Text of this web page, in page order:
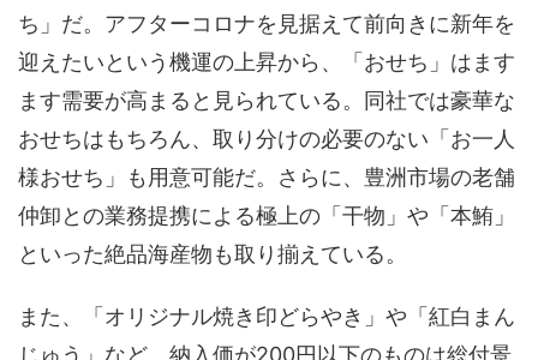
ち」だ。アフターコロナを見据えて前向きに新年を
迎えたいという機運の上昇から、「おせち」はます
ます需要が高まると見られている。同社では豪華な
おせちはもちろん、取り分けの必要のない「お一人
様おせち」も用意可能だ。さらに、豊洲市場の老舗
仲卸との業務提携による極上の「干物」や「本鮪」
といった絶品海産物も取り揃えている。
また、「オリジナル焼き印どらやき」や「紅白まん